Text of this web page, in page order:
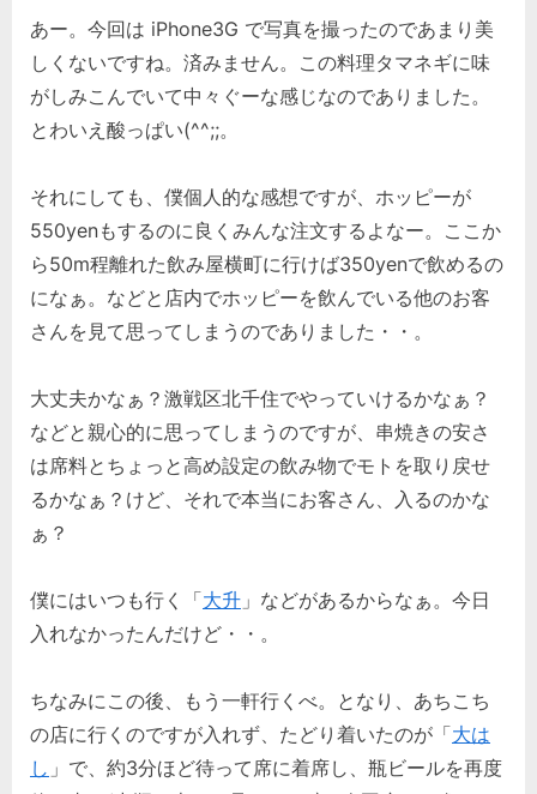
あー。今回は iPhone3G で写真を撮ったのであまり美
しくないですね。済みません。この料理タマネギに味
がしみこんでいて中々ぐーな感じなのでありました。
とわいえ酸っぱい(^^;;。
それにしても、僕個人的な感想ですが、ホッピーが
550yenもするのに良くみんな注文するよなー。ここか
ら50m程離れた飲み屋横町に行けば350yenで飲めるの
になぁ。などと店内でホッピーを飲んでいる他のお客
さんを見て思ってしまうのでありました・・。
大丈夫かなぁ？激戦区北千住でやっていけるかなぁ？
などと親心的に思ってしまうのですが、串焼きの安さ
は席料とちょっと高め設定の飲み物でモトを取り戻せ
るかなぁ？けど、それで本当にお客さん、入るのかな
ぁ？
僕にはいつも行く「大升 」などがあるからなぁ。今日
入れなかったんだけど・・。
ちなみにこの後、もう一軒行くべ。となり、あちこち
の店に行くのですが入れず、たどり着いたのが「大は
し 」で、約3分ほど待って席に着席し、瓶ビールを再度